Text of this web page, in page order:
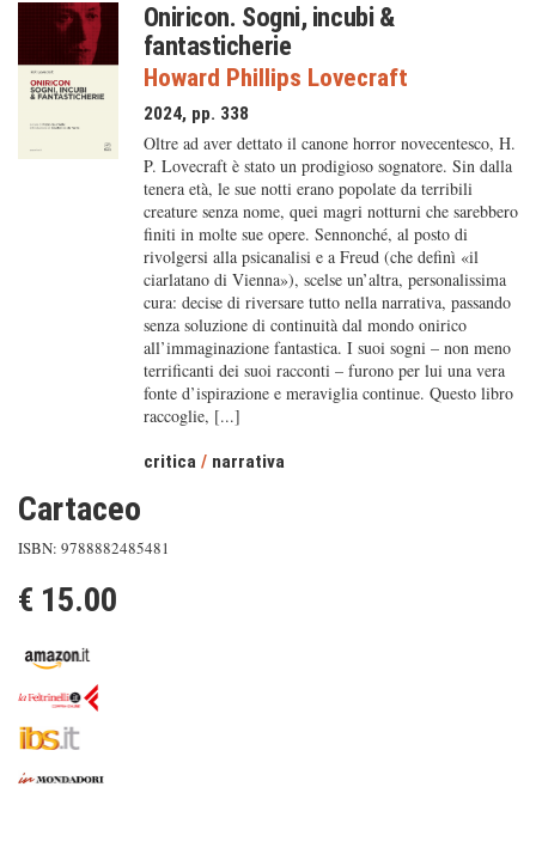
Oniricon. Sogni, incubi &
fantasticherie
Howard Phillips Lovecraft
2024, pp. 338
Oltre ad aver dettato il canone horror novecentesco, H.
P. Lovecraft è stato un prodigioso sognatore. Sin dalla
tenera età, le sue notti erano popolate da terribili
creature senza nome, quei magri notturni che sarebbero
finiti in molte sue opere. Sennonché, al posto di
rivolgersi alla psicanalisi e a Freud (che definì «il
ciarlatano di Vienna»), scelse un’altra, personalissima
cura: decise di riversare tutto nella narrativa, passando
senza soluzione di continuità dal mondo onirico
all’immaginazione fantastica. I suoi sogni – non meno
terrificanti dei suoi racconti – furono per lui una vera
fonte d’ispirazione e meraviglia continue. Questo libro
raccoglie, [...]
critica / narrativa
Cartaceo
ISBN: 9788882485481
€ 15.00